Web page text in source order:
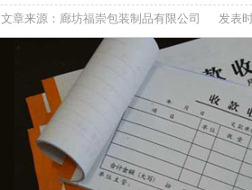
文章来源：廊坊福崇包装制品有限公司 发表